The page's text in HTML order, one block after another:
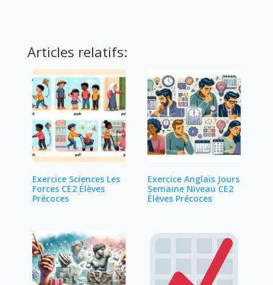
Articles relatifs:
Exercice Sciences Les
Forces CE2 Élèves
Précoces
Exercice Anglais Jours
Semaine Niveau CE2
Élèves Précoces